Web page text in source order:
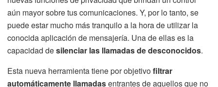
aún mayor sobre tus comunicaciones. Y, por lo tanto, se
puede estar mucho más tranquilo a la hora de utilizar la
conocida aplicación de mensajería. Una de ellas es la
capacidad desilenciar las llamadas de desconocidos.
Esta nueva herramienta tiene por objetivofiltrar
automáticamente llamadasentrantes de aquellos que no